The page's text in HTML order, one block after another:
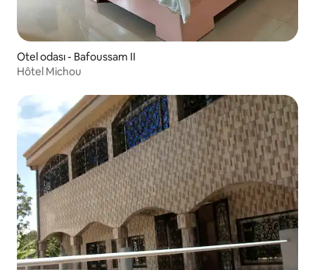
Otel odası - Bafoussam II
Hôtel Michou